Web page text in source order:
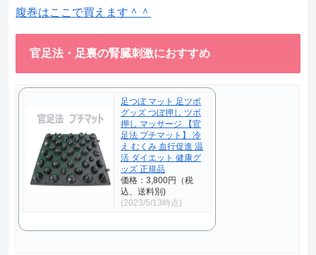
腹巻はここで買えます＾＾
官足法・足裏の腎臓刺激におすすめ
足つぼ マット 足ツボ
グッズ つぼ押し ツボ
押し マッサージ 【官
足法 プチマット】 冷
え むくみ 血行促進 温
活 ダイエット 健康グ
ッズ 正規品
価格：3,800円（税
込、送料別)
(2023/5/13時点)